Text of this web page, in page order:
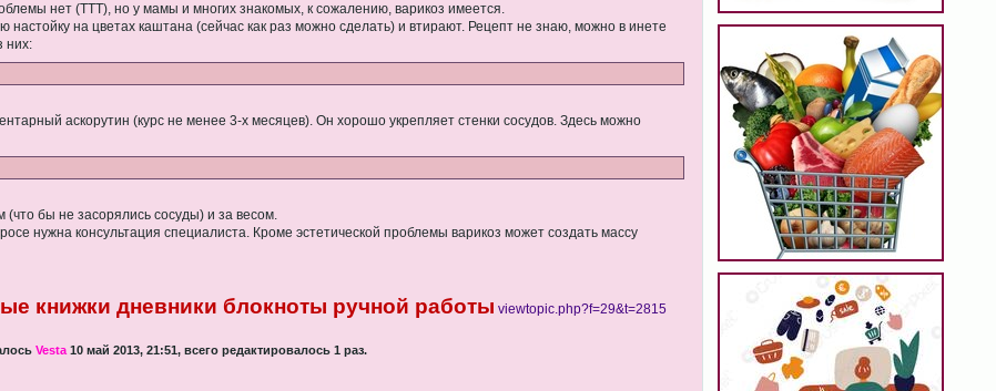
нет (ТТТ), но у мамы и многих знакомых, к сожалению, варикоз имеется.
настойку на цветах каштана (сейчас как раз можно сделать) и втирают. Рецепт не знаю, можно в инете
них:
аскорутин (курс не менее 3-х месяцев). Он хорошо укрепляет стенки сосудов. Здесь можно
(что бы не засорялись сосуды) и за весом.
нужна консультация специалиста. Кроме эстетической проблемы варикоз может создать массу
книжки дневники блокноты ручной работы viewtopic.php?f=29&t=2815
Vesta10 май 2013, 21:51, всего редактировалось 1 раз.